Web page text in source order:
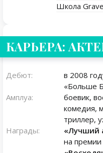
Школа
КАРЬЕРА:
Дебют:
в 2008
«Больше
Амплуа:
боевик,
комедия,
триллер,
Награды:
«Лучший
на премии